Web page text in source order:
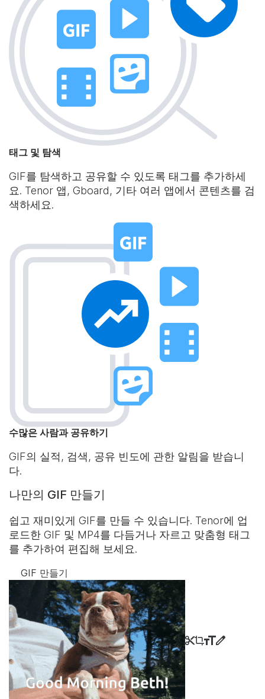
태그 및 탐색
GIF를 탐색하고 공유할 수 있도록 태그를 추가하세
요. Tenor 앱, Gboard, 기타 여러 앱에서 콘텐츠를 검
색하세요.
수많은 사람과 공유하기
GIF의 실적, 검색, 공유 빈도에 관한 알림을 받습니
다.
나만의 GIF 만들기
쉽고 재미있게 GIF를 만들 수 있습니다. Tenor에 업
로드한 GIF 및 MP4를 다듬거나 자르고 맞춤형 태그
를 추가하여 편집해 보세요.
GIF 만들기